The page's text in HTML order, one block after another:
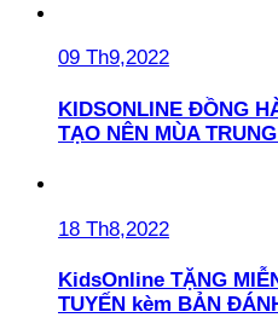
09 Th9,2022
KIDSONLINE ĐỒNG
TẠO NÊN MÙA
18 Th8,2022
KidsOnline TẶNG
TUYẾN kèm BẢN